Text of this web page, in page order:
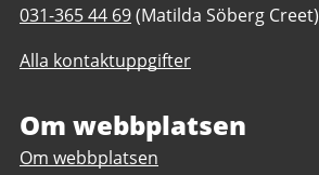
till
Hundkojan
daglig
Göteborgs
Stad
Telefonnummer
Hundkojan
verksamhet
Göteborgs
031-365 44 69(Matilda Söberg Creet)
Alla kontaktuppgifter
Om webbplatsen
Om webbplatsen